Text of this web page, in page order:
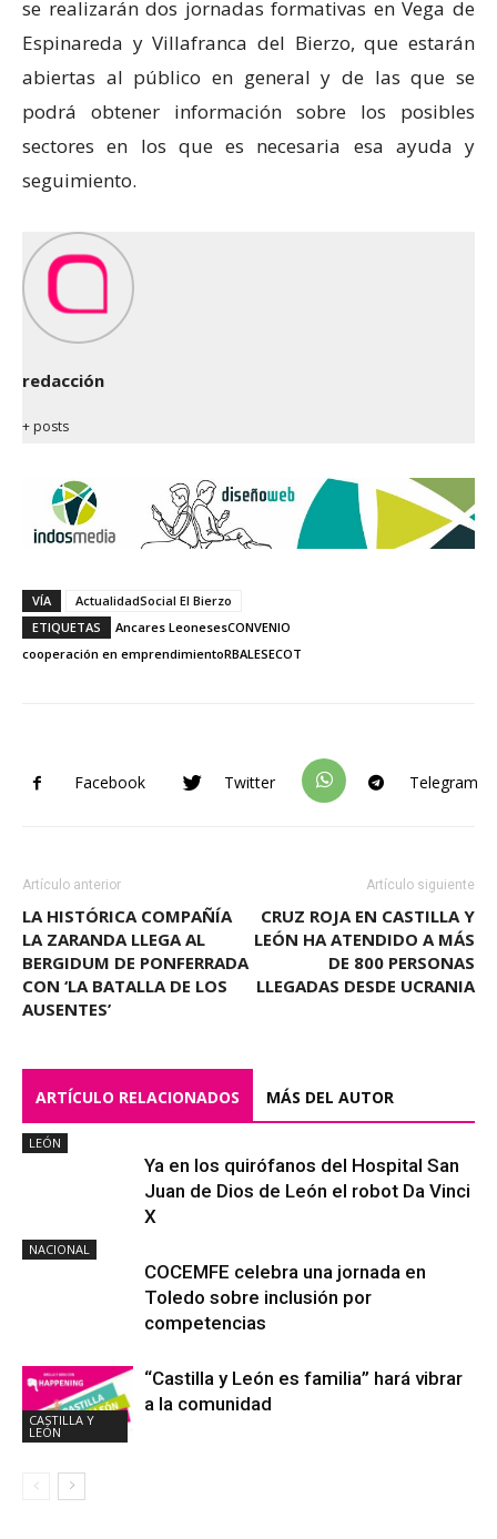
se realizarán dos jornadas formativas en Vega de
Espinareda y Villafranca del Bierzo, que estarán
abiertas al público en general y de las que se
podrá obtener información sobre los posibles
sectores en los que es necesaria esa ayuda y
seguimiento.
redacción
+ posts
VÍA
ActualidadSocial El Bierzo
ETIQUETAS
Ancares LeonesesCONVENIO
cooperación en emprendimientoRBALESECOT
Facebook Twitter Telegram
Artículo anterior
LA HISTÓRICA COMPAÑÍA
LA ZARANDA LLEGA AL
BERGIDUM DE PONFERRADA
CON ‘LA BATALLA DE LOS
AUSENTES’
Artículo siguiente
CRUZ ROJA EN CASTILLA Y
LEÓN HA ATENDIDO A MÁS
DE 800 PERSONAS
LLEGADAS DESDE UCRANIA
ARTÍCULO RELACIONADOS MÁS DEL AUTOR
LEÓN
Ya en los quirófanos del Hospital San
Juan de Dios de León el robot Da Vinci
X
NACIONAL
COCEMFE celebra una jornada en
Toledo sobre inclusión por
competencias
CASTILLA Y
LEÓN
“Castilla y León es familia” hará vibrar
a la comunidad